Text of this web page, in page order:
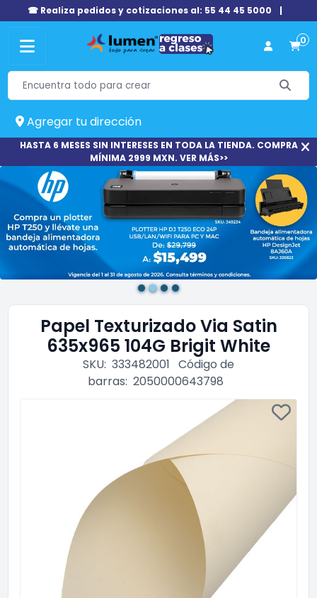
☎ Realiza pedidos y cotizaciones al: 55 44 45 5000 |
0
Agregar tu dirección
HASTA 6 MESES SIN INTERESES EN TODA LA TIENDA. COMPRA
MÍNIMA 2999 MXN. VER MÁS>>
Papel Texturizado Via Satin
635x965 104G Brigit White
SKU: 333482001 Código de
barras: 2050000643798